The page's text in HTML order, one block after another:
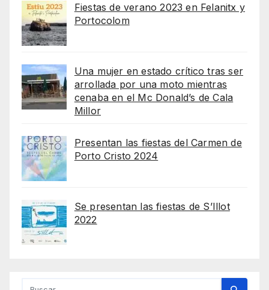
Fiestas de verano 2023 en Felanitx y
Portocolom
Una mujer en estado crítico tras ser
arrollada por una moto mientras
cenaba en el Mc Donald’s de Cala
Millor
Presentan las fiestas del Carmen de
Porto Cristo 2024
Se presentan las fiestas de S’Illot
2022